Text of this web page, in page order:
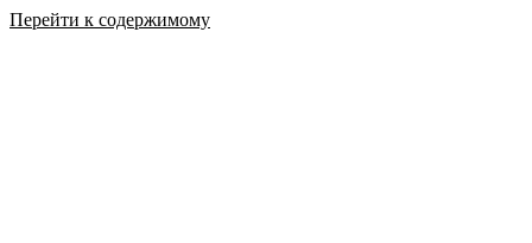
Перейти к содержимому